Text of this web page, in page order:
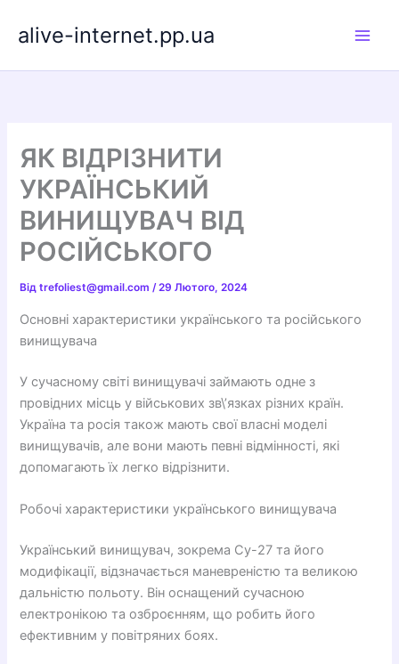
alive-internet.pp.ua
ЯК ВІДРІЗНИТИ
УКРАЇНСЬКИЙ
ВИНИЩУВАЧ ВІД
РОСІЙСЬКОГО
Відtrefoliest@gmail.com/29 Лютого, 2024
Основні характеристики українського та російського
винищувача
У сучасному світі винищувачі займають одне з
провідних місць у військових зв\’язках різних країн.
Україна та росія також мають свої власні моделі
винищувачів, але вони мають певні відмінності, які
допомагають їх легко відрізнити.
Робочі характеристики українського винищувача
Український винищувач, зокрема Су-27 та його
модифікації, відзначається маневреністю та великою
дальністю польоту. Він оснащений сучасною
електронікою та озброєнням, що робить його
ефективним у повітряних боях.